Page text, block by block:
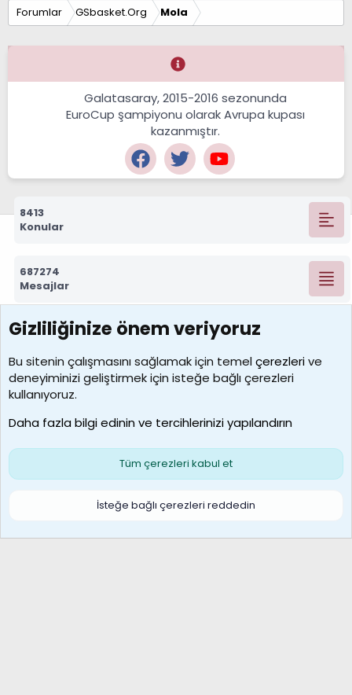
Forumlar GSbasket.Org Mola
Galatasaray, 2015-2016 sezonunda
EuroCup şampiyonu olarak Avrupa kupası
kazanmıştır.
8413
Konular
687274
Mesajlar
7388
Kullanıcılar
borabekirogluu
Son üye
Çerezler
S
Gizliliğinize önem veriyoruz
Bu sitenin çalışmasını sağlamak için temelçerezlerive
deneyiminizi geliştirmek için isteğe bağlı çerezleri
kullanıyoruz.
Daha fazla bilgi edinin ve tercihlerinizi yapılandırın
Tüm çerezleri kabul et
İsteğe bağlı çerezleri reddedin